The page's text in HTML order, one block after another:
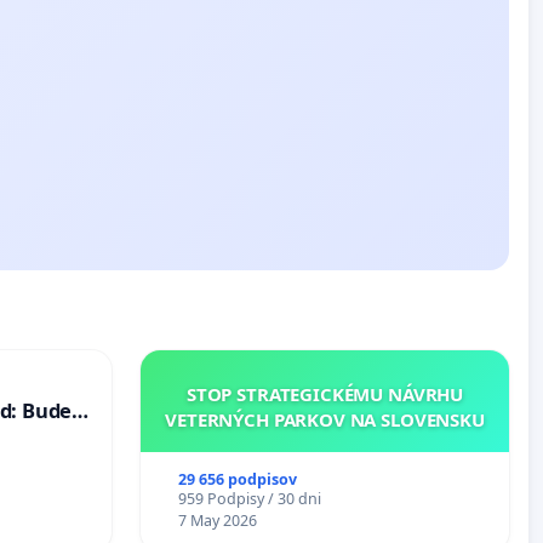
Bude
STOP STRATEGICKÉMU NÁVRHU
VETERNÝCH PARKOV NA SLOVENSKU
29 656 podpisov
959 Podpisy / 30 dni
7 May 2026